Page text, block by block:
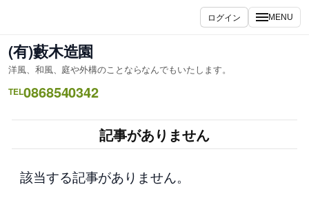
を
ス
キ
ッ
ログイン MENU
(有)藪木造園
洋風、和風、庭や外構のことならなんでもいたします。
TEL0868540342
記事がありません
該当する記事がありません。